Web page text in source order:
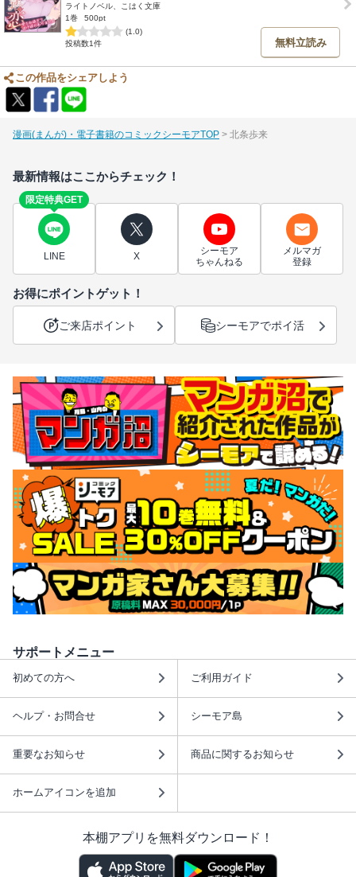
ライトノベル、こはく文庫
1巻
500pt
(1.0)
投稿数1件
無料立読み
この作品をシェアしよう
漫画(まんが)・電子書籍のコミックシーモアTOP 北条歩来
最新情報はここからチェック！
限定特典GET
LINE X
シーモア
ちゃんねる
メルマガ
登録
お得にポイントゲット！
ご来店ポイント シーモアでポイ活
サポートメニュー
初めての方へ ご利用ガイド
ヘルプ・お問合せ シーモア島
重要なお知らせ 商品に関するお知らせ
ホームアイコンを追加
本棚アプリを無料ダウンロード！